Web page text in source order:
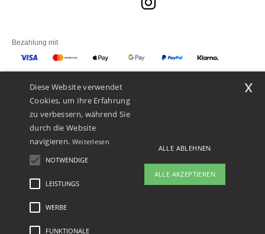
Bezahlung mit
Unsere Paketzusteller
Rechtliche Hinweise
Diese Website verwendet
Cookies, um Ihre Erfahrung
zu verbessern, während Sie
durch die Website
navigieren. Weiterlesen
NOTWENDIGE
LEISTUNGS
WERBE
FUNKTIONALE
ALLE ABLEHNEN
ALLE AKZEPTIEREN
x